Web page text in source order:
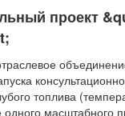
проект
топлива
масштабного